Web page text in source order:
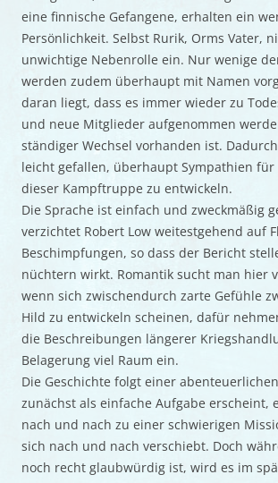
eine finnische Gefangene, erhalten ein
Persönlichkeit. Selbst Rurik, Orms Vater,
unwichtige Nebenrolle ein. Nur wenige
werden zudem überhaupt mit Namen
daran liegt, dass es immer wieder zu
und neue Mitglieder aufgenommen
ständiger Wechsel vorhanden ist.
leicht gefallen, überhaupt Sympathien
dieser Kampftruppe zu entwickeln.
Die Sprache ist einfach und zweckmäßig
verzichtet Robert Low weitestgehend auf
Beschimpfungen, so dass der Bericht
nüchtern wirkt. Romantik sucht man hier
wenn sich zwischendurch zarte Gefühle
Hild zu entwickeln scheinen, dafür
die Beschreibungen längerer
Belagerung viel Raum ein.
Die Geschichte folgt einer
zunächst als einfache Aufgabe erscheint,
nach und nach zu einer schwierigen
sich nach und nach verschiebt. Doch
noch recht glaubwürdig ist, wird es im